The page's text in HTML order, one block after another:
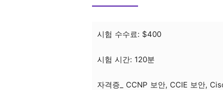
시험 수수료: $400
시험 시간: 120분
자격증_ CCNP 보안, CCIE 보안,